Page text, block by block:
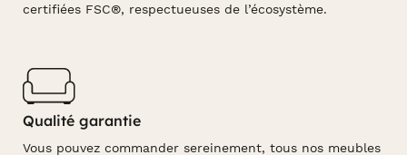
certifiées FSC®, respectueuses de l’écosystème.
Qualité garantie
Vous pouvez commander sereinement, tous nos meubles